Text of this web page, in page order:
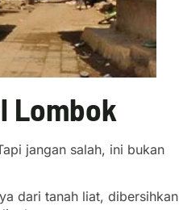
Lombok
jangan salah, ini bukan
dari tanah liat, dibersihkan